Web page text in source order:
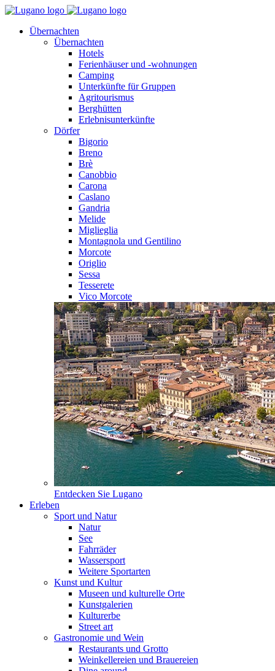
Übernachten
Übernachten
Hotels
Ferienhäuser und -wohnungen
Camping
Unterkünfte für Gruppen
Agritourismus
Berghütten
Erlebnisunterkünfte
Dörfer
Bigorio
Breno
Brè
Canobbio
Carona
Caslano
Gandria
Melide
Miglieglia
Montagnola und Gentilino
Morcote
Origlio
Sessa
Tesserete
Vico Morcote
Entdecken Sie Lugano
Erleben
Sport und Natur
Natur
See
Fahrräder
Wassersport
Weitere Sportarten
Kunst und Kultur
Museen und kulturelle Orte
Kunstgalerien
Kulturerbe
Street art
Gastronomie und Wein
Restaurants und Grotto
Weinkellereien und Brauereien